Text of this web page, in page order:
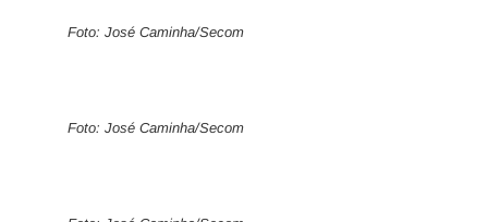
Foto: José Caminha/Secom
Foto: José Caminha/Secom